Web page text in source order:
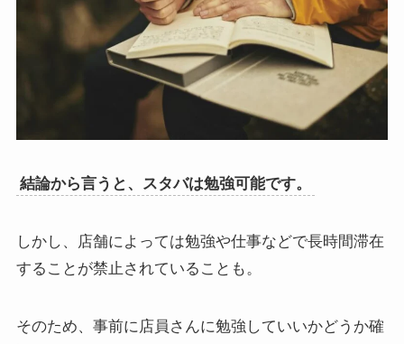
結論から言うと、スタバは勉強可能です。
しかし、店舗によっては勉強や仕事などで長時間滞在
することが禁止されていることも。
そのため、事前に店員さんに勉強していいかどうか確